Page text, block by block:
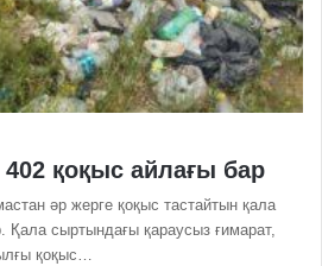
қоқыс айлағы бар
әр жерге қоқыс тастайтын қала
сыртындағы қараусыз ғимарат,
қоқыс…